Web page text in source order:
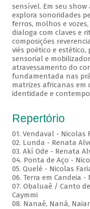
sensível. Em seu
explora sonoridades
ferros, molhos e
dialoga com claves e
composições
viés poético e
sensorial e
atravessamento do
fundamentada nas
matrizes africanas em
identidade e
Repertório
01. Vendaval - Nicolas
02. Lunda - Renata
03. Akí Ode - Renata
04. Ponta de Aço -
05. Quelé - Nicolas
06. Terra em Candeia -
07. Obaluaê / Canto
Caymmi
08. Nanaê, Nanã,